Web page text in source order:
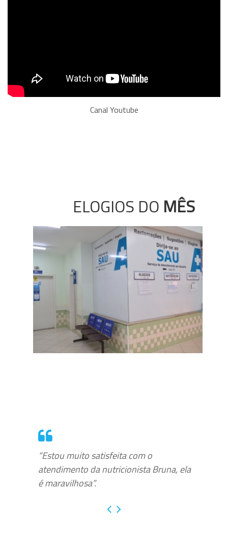
Canal Youtube
ELOGIOS DO MÊS
“Estou muito satisfeita com o
atendimento da nutricionista Bruna, ela
é maravilhosa”.